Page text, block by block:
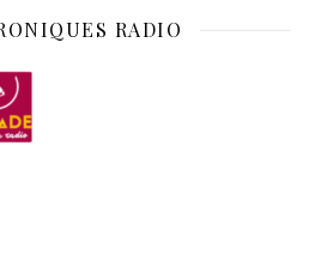
RADIO